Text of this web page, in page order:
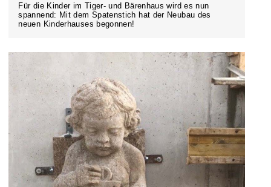
Für die Kinder im Tiger- und Bärenhaus wird es nun
spannend: Mit dem Spatenstich hat der Neubau des
neuen Kinderhauses begonnen!